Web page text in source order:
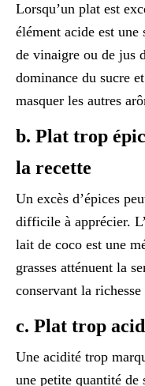
Lorsqu’un plat est
élément acide est
de vinaigre ou de jus
dominance du sucre
masquer les autres
b. Plat trop
la recette
Un excès d’épices
difficile à apprécier.
lait de coco est une
grasses atténuent la
conservant la
c. Plat trop
Une acidité trop
une petite quantité de